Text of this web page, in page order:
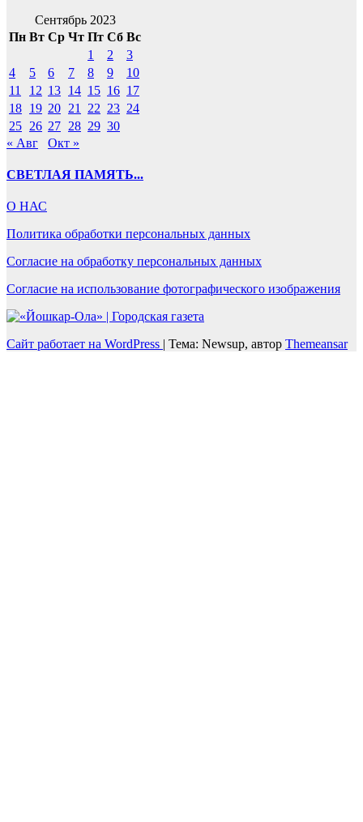
Сентябрь 2023
Пн Вт Ср Чт Пт Сб Вс
1
2
3
4
5 6 7 8 9
10
11
12 13 14 15 16 17
18 19 20 21 22 23 24
25 26 27 28 29 30
« Авг
Окт »
СВЕТЛАЯ ПАМЯТЬ...
О НАС
Политика обработки персональных данных
Согласие на обработку персональных данных
Согласие на использование фотографического изображения
Сайт работает на WordPress | Тема: Newsup, автор Themeansar